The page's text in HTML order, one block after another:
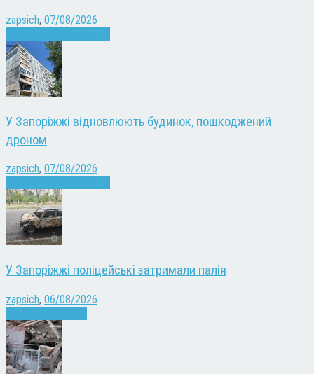
zapsich, 07/08/2026
У Запоріжжі відновлюють будинок, пошкоджений
дроном
zapsich, 07/08/2026
У Запоріжжі поліцейські затримали палія
zapsich, 06/08/2026